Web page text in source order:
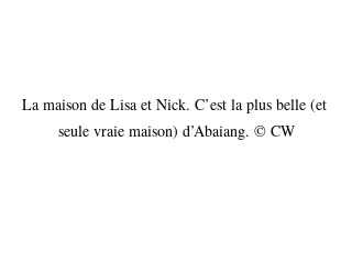
La maison de Lisa et Nick. C’est la plus belle (et
seule vraie maison) d’Abaiang. © CW